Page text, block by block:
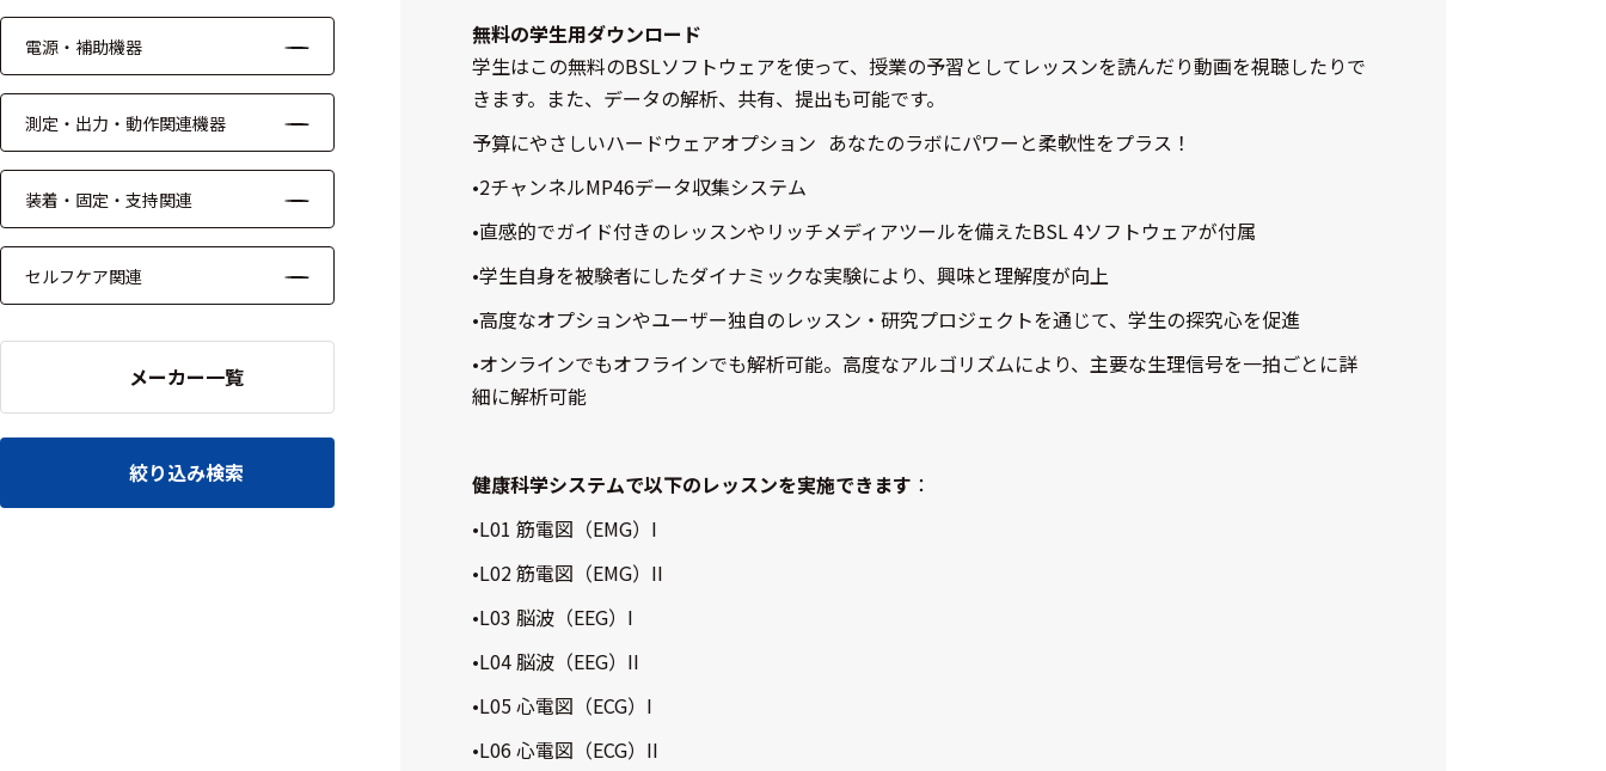
電源・補助機器
測定・出力・動作関連機器
装着・固定・支持関連
セルフケア関連
メーカー一覧
絞り込み検索
無料の学生用ダウンロード
学生はこの無料のBSLソフトウェアを使って、授業の予習としてレッスンを読んだり動画を視聴したりで
きます。また、データの解析、共有、提出も可能です。
予算にやさしいハードウェアオプション あなたのラボにパワーと柔軟性をプラス！
•2チャンネルMP46データ収集システム
•直感的でガイド付きのレッスンやリッチメディアツールを備えたBSL 4ソフトウェアが付属
•学生自身を被験者にしたダイナミックな実験により、興味と理解度が向上
•高度なオプションやユーザー独自のレッスン・研究プロジェクトを通じて、学生の探究心を促進
•オンラインでもオフラインでも解析可能。高度なアルゴリズムにより、主要な生理信号を一拍ごとに詳
細に解析可能
健康科学システムで以下のレッスンを実施できます ：
•L01 筋電図（EMG）I
•L02 筋電図（EMG）II
•L03 脳波（EEG）I
•L04 脳波（EEG）II
•L05 心電図（ECG）I
•L06 心電図（ECG）II